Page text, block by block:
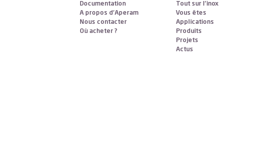
Documentation
A propos d’Aperam
Nous contacter
Où acheter ?
Tout sur l’inox
Vous êtes
Applications
Produits
Projets
Actus